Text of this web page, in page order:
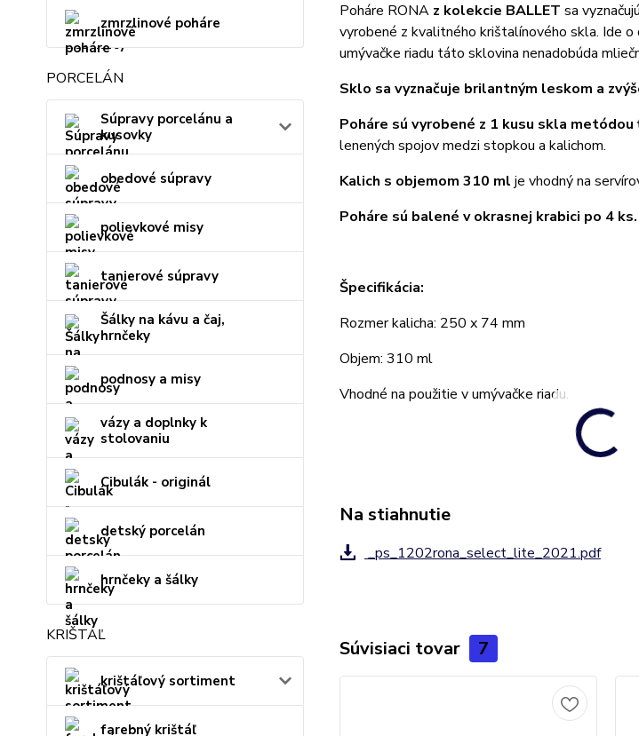
zmrzlinové poháre
PORCELÁN
Súpravy porcelánu a
kusovky
obedové súpravy
polievkové misy
tanierové súpravy
Šálky na kávu a čaj,
hrnčeky
podnosy a misy
vázy a doplnky k
stolovaniu
Cibulák - originál
detský porcelán
hrnčeky a šálky
KRIŠTÁĽ
krištáľový sortiment
farebný krištáľ
Poháre RONA z kolekcie BALLET sa
vyrobené z kvalitného krištalínového skla. Ide
umývačke riadu táto sklovina nenadobúda
Sklo sa vyznačuje brilantným leskom a
Poháre sú vyrobené z 1 kusu skla metódou
lenených spojov medzi stopkou a kalichom.
Kalich s objemom 310 ml je vhodný na
Poháre sú balené v okrasnej krabici po 4 ks.
Špecifikácia:
Rozmer kalicha: 250 x 74 mm
Objem: 310 ml
Vhodné na použitie v umývačke riadu.
Na stiahnutie
_ps_1202rona_select_lite_2021.pdf
Súvisiaci tovar 7